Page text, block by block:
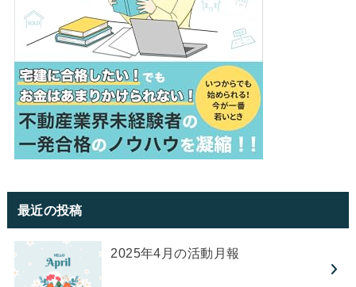
最近の投稿
2025年4月の活動月報